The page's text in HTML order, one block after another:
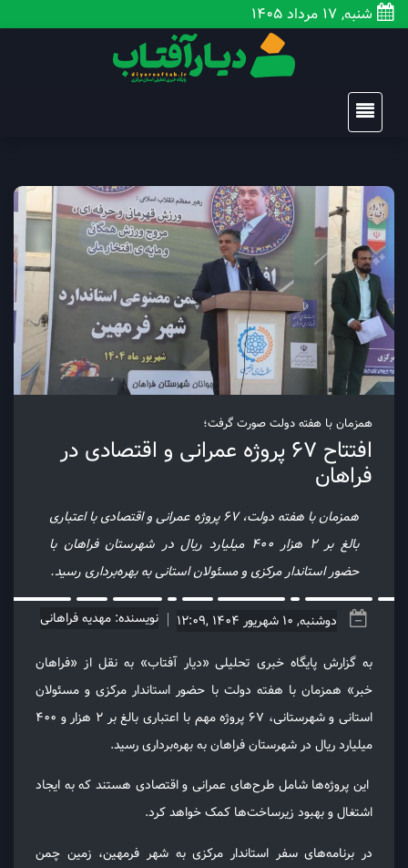
شنبه, 17 مرداد 1405
همزمان با هفته دولت صورت گرفت؛
افتتاح ۶۷ پروژه عمرانی و اقتصادی در
فراهان
همزمان با هفته دولت، ۶۷ پروژه عمرانی و اقتصادی با اعتباری
بالغ بر ۲ هزار ۴۰۰ میلیارد ریال در شهرستان فراهان با
حضور استاندار مرکزی و مسئولان استانی به بهره‌برداری رسید.
دوشنبه, 10 شهریور 1404 ,12:09 نویسنده: مهدیه فراهانی
به گزارش پایگاه خبری تحلیلی «دیار آفتاب» به نقل از «فراهان
خبر» همزمان با هفته دولت با حضور استاندار مرکزی و مسئولان
استانی و شهرستانی، ۶۷ پروژه مهم با اعتباری بالغ بر ۲ هزار و ۴۰۰
میلیارد ریال در شهرستان فراهان به بهره‌برداری رسید.
این پروژه‌ها شامل طرح‌های عمرانی و اقتصادی هستند که به ایجاد
اشتغال و بهبود زیرساخت‌ها کمک خواهد کرد.
در برنامه‌های سفر استاندار مرکزی به شهر فرمهین، زمین چمن